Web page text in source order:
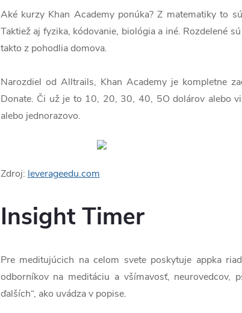
Aké kurzy Khan Academy ponúka? Z matematiky to
Taktiež aj fyzika, kódovanie, biológia a iné. Rozdelené
takto z pohodlia domova.
Narozdiel od Alltrails, Khan Academy je kompletne
Donate. Či už je to 10, 20, 30, 40, 5O dolárov alebo
alebo jednorazovo.
Zdroj:leverageedu.com
Insight Timer
Pre meditujúcich na celom svete poskytuje appka
odborníkov na meditáciu a všímavosť, neurovedcov,
ďalších“, ako uvádza v popise.